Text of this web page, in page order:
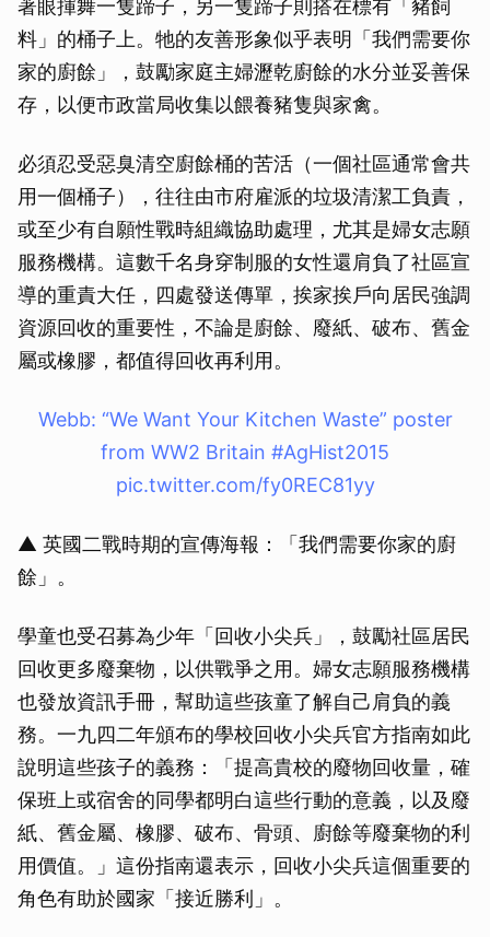
著眼揮舞一隻蹄子，另一隻蹄子則搭在標有「豬飼
料」的桶子上。牠的友善形象似乎表明「我們需要你
家的廚餘」，鼓勵家庭主婦瀝乾廚餘的水分並妥善保
存，以便市政當局收集以餵養豬隻與家禽。
必須忍受惡臭清空廚餘桶的苦活（一個社區通常會共
用一個桶子），往往由市府雇派的垃圾清潔工負責，
或至少有自願性戰時組織協助處理，尤其是婦女志願
服務機構。這數千名身穿制服的女性還肩負了社區宣
導的重責大任，四處發送傳單，挨家挨戶向居民強調
資源回收的重要性，不論是廚餘、廢紙、破布、舊金
屬或橡膠，都值得回收再利用。
Webb: “We Want Your Kitchen Waste” poster
from WW2 Britain #AgHist2015
pic.twitter.com/fy0REC81yy
▲ 英國二戰時期的宣傳海報：「我們需要你家的廚
餘」。
學童也受召募為少年「回收小尖兵」，鼓勵社區居民
回收更多廢棄物，以供戰爭之用。婦女志願服務機構
也發放資訊手冊，幫助這些孩童了解自己肩負的義
務。一九四二年頒布的學校回收小尖兵官方指南如此
說明這些孩子的義務：「提高貴校的廢物回收量，確
保班上或宿舍的同學都明白這些行動的意義，以及廢
紙、舊金屬、橡膠、破布、骨頭、廚餘等廢棄物的利
用價值。」這份指南還表示，回收小尖兵這個重要的
角色有助於國家「接近勝利」。
取消